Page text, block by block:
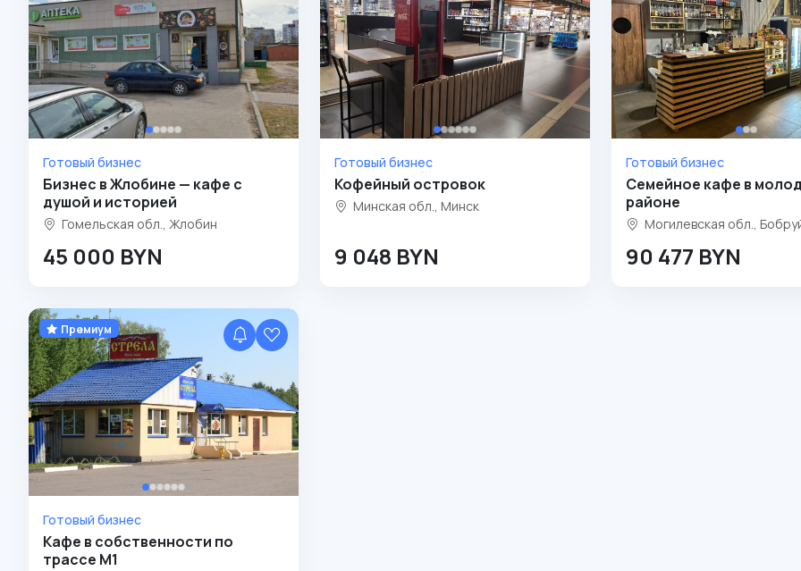
Готовый бизнес
Бизнес в Жлобине — кафе с
душой и историей
Гомельская обл., Жлобин
45 000 BYN
Готовый бизнес
Кофейный островок
Минская обл., Минск
9 048 BYN
Готовый бизнес
Семейное кафе в
районе
Могилевская обл.,
90 477 BYN
Премиум
Готовый бизнес
Кафе в собственности по
трассе М1